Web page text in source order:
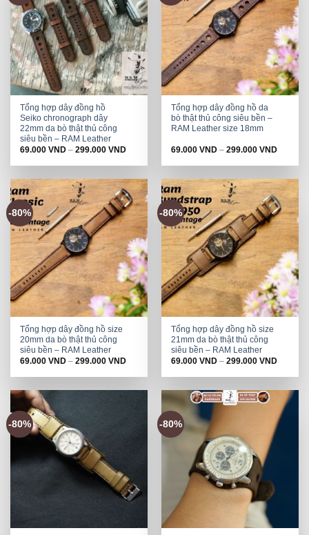
Tổng hợp dây đồng hồ
Seiko chronograph dây
22mm da bò thật thủ công
siêu bền – RAM Leather
69.000VND –299.000VND
Tổng hợp dây đồng hồ da
bò thật thủ công siêu bền –
RAM Leather size 18mm
69.000VND –299.000VND
-80%
Tổng hợp dây đồng hồ size
20mm da bò thật thủ công
siêu bền – RAM Leather
69.000VND –299.000VND
-80%
Tổng hợp dây đồng hồ size
21mm da bò thật thủ công
siêu bền – RAM Leather
69.000VND –299.000VND
-80% -80%